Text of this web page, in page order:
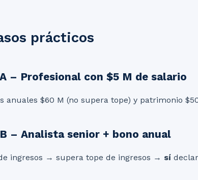
prácticos
– Profesional con $5 M de salario
anuales $60 M (no supera tope) y patrimonio
– Analista senior + bono anual
ingresos → supera tope de ingresos → sí